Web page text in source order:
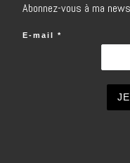
Abonnez-vous à ma
E-mail *